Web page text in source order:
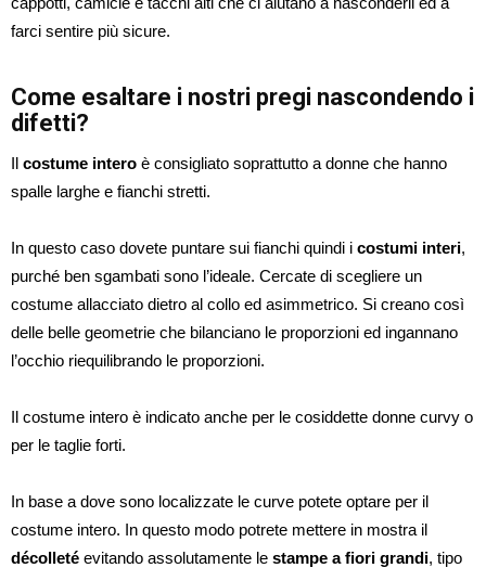
farci sentire più sicure.
Come esaltare i nostri pregi nascondendo i
difetti?
Il costume intero è consigliato soprattutto a donne che hanno
spalle larghe e fianchi stretti.
In questo caso dovete puntare sui fianchi quindi i costumi interi,
purché ben sgambati sono l’ideale. Cercate di scegliere un
costume allacciato dietro al collo ed asimmetrico. Si creano così
delle belle geometrie che bilanciano le proporzioni ed ingannano
l’occhio riequilibrando le proporzioni.
Il costume intero è indicato anche per le cosiddette donne curvy o
per le taglie forti.
In base a dove sono localizzate le curve potete optare per il
costume intero. In questo modo potrete mettere in mostra il
décolleté evitando assolutamente le stampe a fiori grandi, tipo